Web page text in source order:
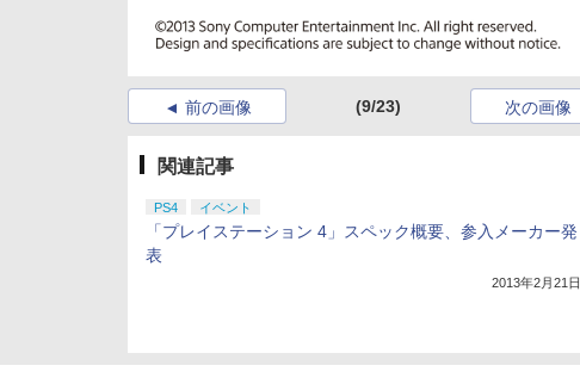
前の画像 (9/23) 次の画像
関連記事
PS4 イベント
「プレイステーション 4」スペック概要、参入メーカー発
表
2013年2月21日